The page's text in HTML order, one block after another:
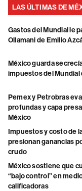
LAS ÚLTIMAS DE
Gastos del Mundial le
Ollamani de Emilio
México guarda
impuestos del Mundial
Pemex y Petrobras
profundas y capa
México
Impuestos y costo de
presionan ganancias
crudo
México sostiene que
“bajo control” en
calificadoras